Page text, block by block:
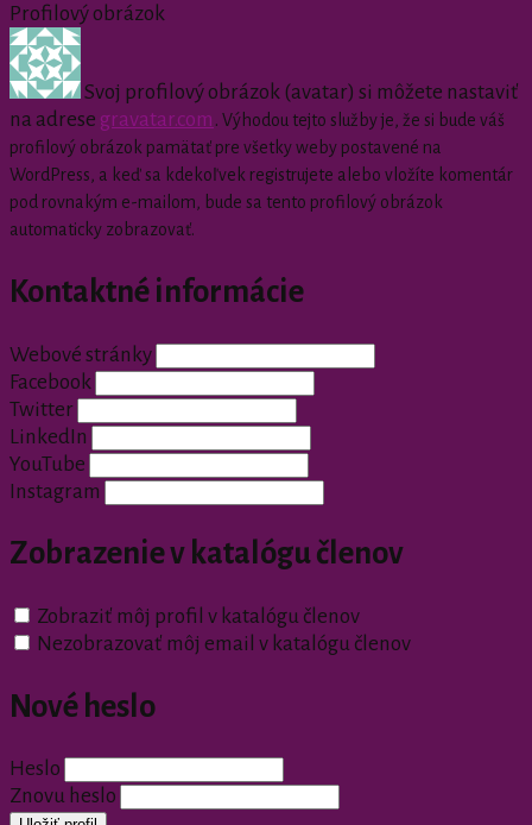
Profilový obrázok
Svoj profilový obrázok (avatar) si môžete nastaviť
na adrese gravatar.com . Výhodou tejto služby je, že si bude váš
profilový obrázok pamätať pre všetky weby postavené na
WordPress, a keď sa kdekoľvek registrujete alebo vložíte komentár
pod rovnakým e-mailom, bude sa tento profilový obrázok
automaticky zobrazovať.
Kontaktné informácie
Webové stránky
Facebook
Twitter
LinkedIn
YouTube
Instagram
Zobrazenie v katalógu členov
Zobraziť môj profil v katalógu členov
Nezobrazovať môj email v katalógu členov
Nové heslo
Heslo
Znovu heslo